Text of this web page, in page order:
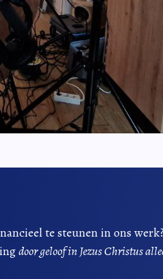
te steunen in ons
door geloof in Jezus Christus